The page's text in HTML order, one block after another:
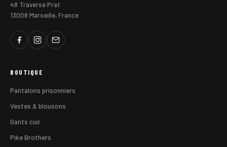
48 Traverse Prat
13008 Marseille, France
BOUTIQUE
Pantalons prisonniers
Vestes & blousons
Gants cuir
Pike Brothers